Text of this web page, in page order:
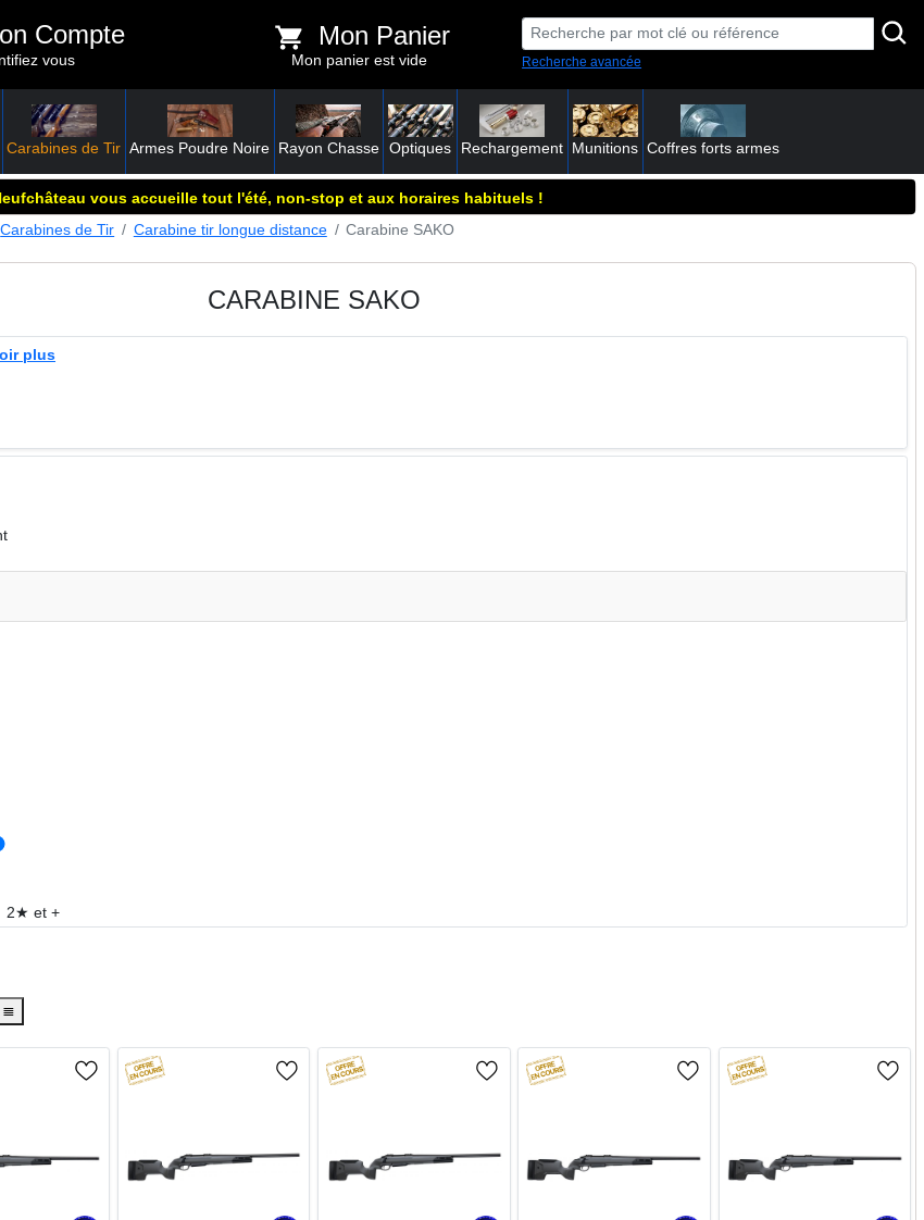
Compte
vous
Mon Panier
Mon panier est vide Recherche avancée
Carabines de Tir Armes Poudre Noire Rayon Chasse Optiques Rechargement Munitions Coffres forts armes
vous accueille tout l'été, non-stop et aux horaires habituels !
Carabines de Tir Carabine tir longue distance Carabine SAKO
CARABINE SAKO
plus
2★ et +
≣